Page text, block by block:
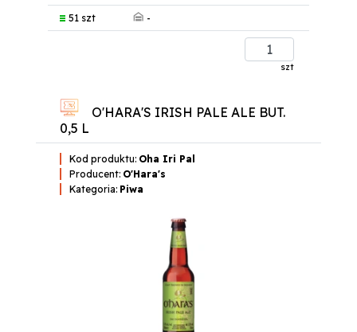
51 szt -
szt
O'HARA'S IRISH PALE ALE BUT.
0,5 L
Kod produktu: Oha Iri Pal
Producent: O'Hara's
Kategoria: Piwa